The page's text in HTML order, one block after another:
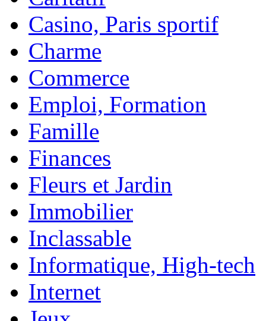
Casino, Paris sportif
Charme
Commerce
Emploi, Formation
Famille
Finances
Fleurs et Jardin
Immobilier
Inclassable
Informatique, High-tech
Internet